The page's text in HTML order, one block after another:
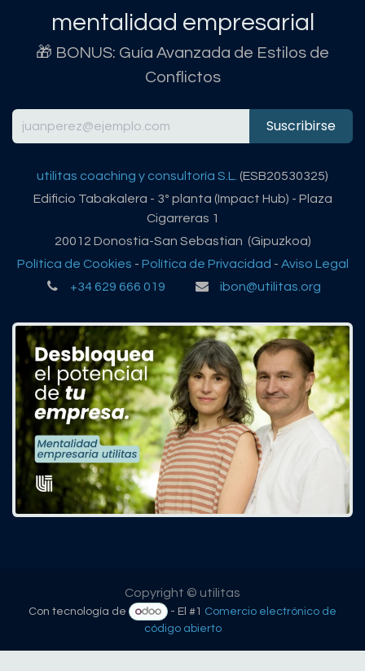
mentalidad empresarial
🎁 BONUS: Guía Avanzada de Estilos de
Conflictos
Suscribirse
utilitas coaching y consultoría S.L. (ESB20530325)
Edificio Tabakalera - 3º planta (Impact Hub) - Plaza
Cigarreras 1
20012 Donostia-San Sebastian (Gipuzkoa)
Política de Cookies - Política de Privacidad - Aviso Legal
+34 629 666 019
ibon@utilitas.org
Copyright © utilitas
Con tecnología de - El #1 Comercio electrónico de
código abierto